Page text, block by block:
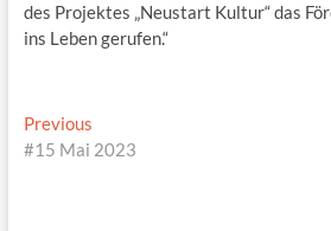
des Projektes „Neustart Kultur“ das
ins Leben gerufen.“
Beitragsnavigation
PreviousPrevious
post:
#15 Mai 2023